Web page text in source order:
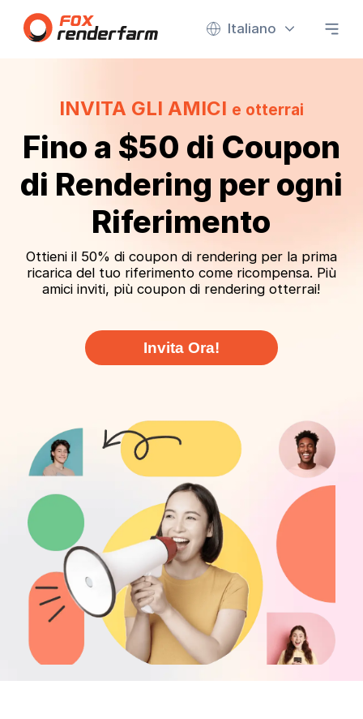
Italiano
INVITA GLI AMICI e otterrai
Fino a $50 di Coupon
di Rendering per ogni
Riferimento
Ottieni il 50% di coupon di rendering per la prima
ricarica del tuo riferimento come ricompensa. Più
amici inviti, più coupon di rendering otterrai!
Invita Ora!